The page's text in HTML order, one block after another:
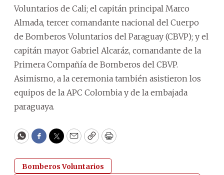
Voluntarios de Cali; el capitán principal Marco
Almada, tercer comandante nacional del Cuerpo
de Bomberos Voluntarios del Paraguay (CBVP); y el
capitán mayor Gabriel Alcaráz, comandante de la
Primera Compañía de Bomberos del CBVP.
Asimismo, a la ceremonia también asistieron los
equipos de la APC Colombia y de la embajada
paraguaya.
WhatsApp
Facebook
Twitter
EmailCopyPrint
Bomberos Voluntarios